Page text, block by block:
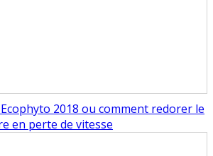
2018 ou comment redorer le
en perte de vitesse